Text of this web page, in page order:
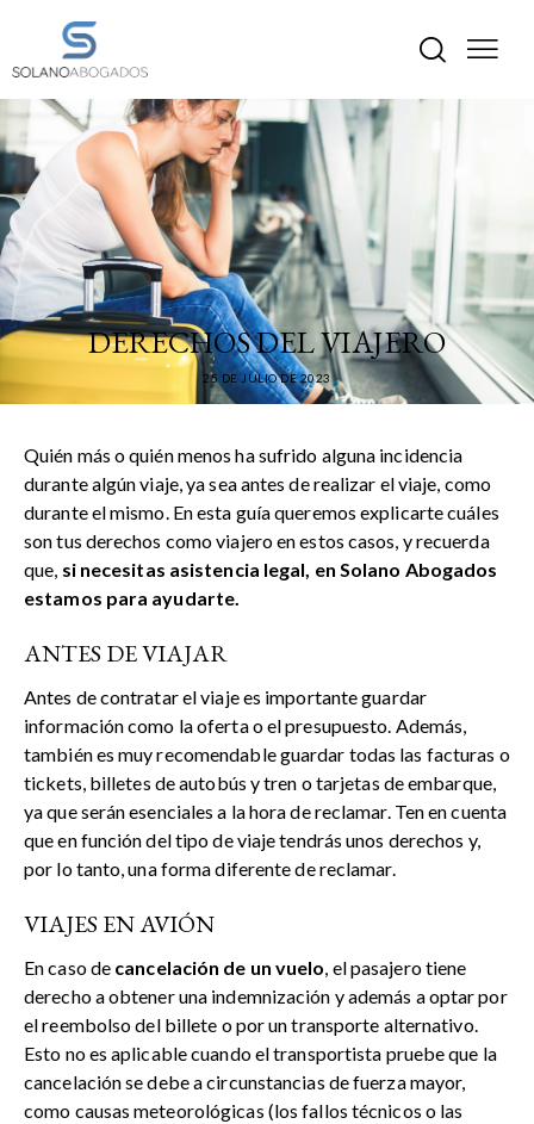
DERECHO CIVIL
DERECHOS DEL VIAJERO
25 DE JULIO DE 2023
Quién más o quién menos ha sufrido alguna incidencia
durante algún viaje, ya sea antes de realizar el viaje, como
durante el mismo. En esta guía queremos explicarte cuáles
son tus derechos como viajero en estos casos, y recuerda
que, si necesitas asistencia legal, en Solano Abogados
estamos para ayudarte.
ANTES DE VIAJAR
Antes de contratar el viaje es importante guardar
información como la oferta o el presupuesto. Además,
también es muy recomendable guardar todas las facturas o
tickets, billetes de autobús y tren o tarjetas de embarque,
ya que serán esenciales a la hora de reclamar. Ten en cuenta
que en función del tipo de viaje tendrás unos derechos y,
por lo tanto, una forma diferente de reclamar.
VIAJES EN AVIÓN
En caso de cancelación de un vuelo, el pasajero tiene
derecho a obtener una indemnización y además a optar por
el reembolso del billete o por un transporte alternativo.
Esto no es aplicable cuando el transportista pruebe que la
cancelación se debe a circunstancias de fuerza mayor,
como causas meteorológicas (los fallos técnicos o las